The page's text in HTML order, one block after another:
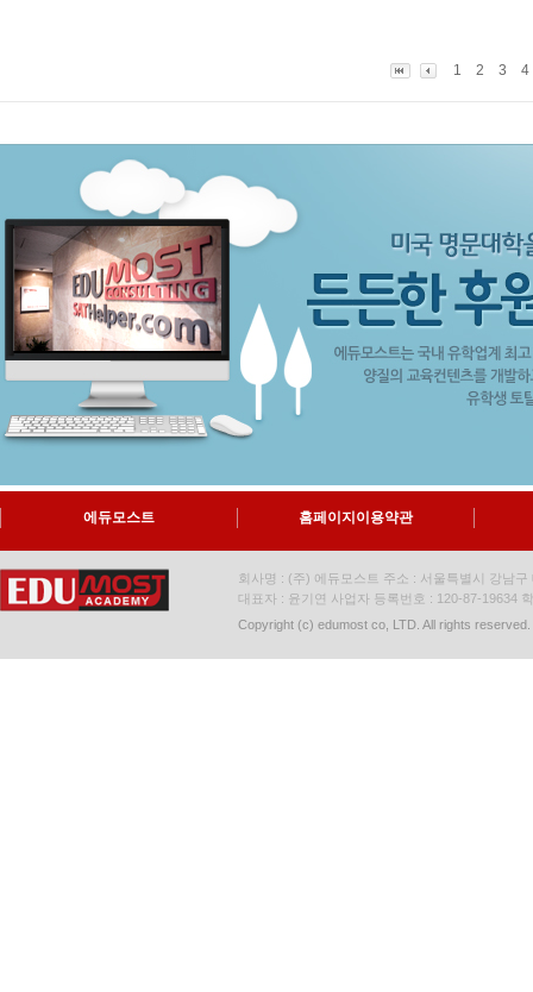
1 2 3
에듀모스트 홈페이지이용약관
회사명 : (주) 에듀모스트 주소 : 서울특별시 강남
대표자 : 윤기연 사업자 등록번호 : 120-87-19634
Copyright (c) edumost co, LTD. All rights reserved.